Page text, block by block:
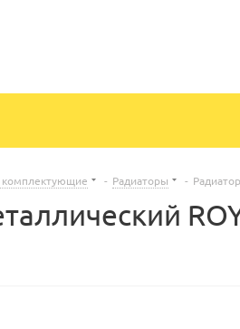
комплектующие - Радиаторы -